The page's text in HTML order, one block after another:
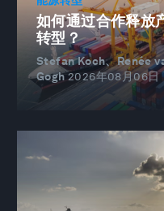
如何通过合作释放
转型？
Stefan Koch、Renée
Gogh 2026年08月06日